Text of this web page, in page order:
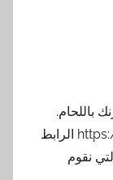
باللحام.
المهندس منسي : https://m2pack.biz/?s=106 الرابط
نقوم